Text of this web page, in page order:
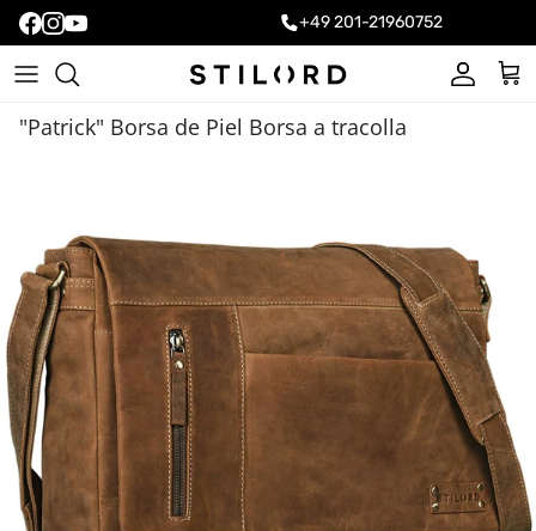
+49 201-21960752
Cuenta
"Patrick" Borsa de Piel Borsa a tracolla